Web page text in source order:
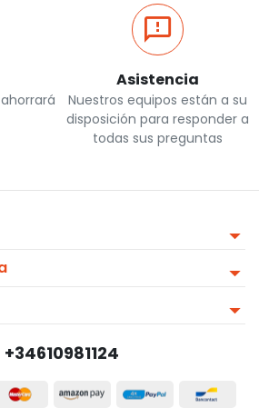
Asistencia
Nuestros equipos están a su
disposición para responder a
todas sus preguntas
+34610981124